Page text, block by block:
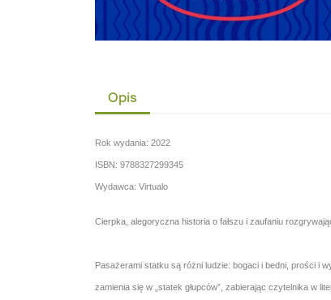
Opis
Rok wydania: 2022
ISBN: 9788327299345
Wydawca: Virtualo
Cierpka, alegoryczna historia o fałszu i zaufaniu
Pasażerami statku są różni ludzie: bogaci i bedni, prości i
zamienia się w „statek głupców”, zabierając czytelnika w